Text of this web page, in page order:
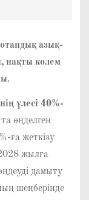
отандық азық-
нақты көлем
.
үлесі 40%-
өңделген
ға жеткізу
жылға
дамыту
шеңберінде